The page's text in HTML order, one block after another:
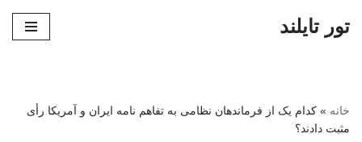
تور تایلند
خانه » کدام یک از فرماندهان نظامی به تفاهم نامه ایران و آمریکا رأی
مثبت دادند؟